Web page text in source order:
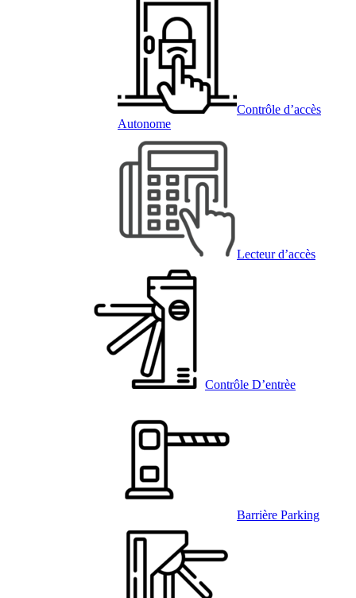
Contrôle d’accès
Autonome
Lecteur d’accès
Contrôle D’entrèe
Barrière Parking